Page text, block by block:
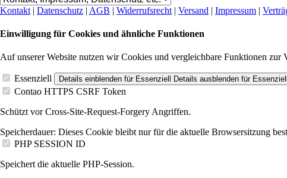
Kontakt | Datenschutz | AGB | Widerrufsrecht | Versand | Impressum |
Einwilligung für Cookies und ähnliche Funktionen
Auf unserer Website nutzen wir Cookies und vergleichbare Funktionen zur
Essenziell Details einblenden für Essenziell Details ausblenden für Essenziell
Contao HTTPS CSRF Token
Schützt vor Cross-Site-Request-Forgery Angriffen.
Speicherdauer: Dieses Cookie bleibt nur für die aktuelle Browsersitzung
PHP SESSION ID
Speichert die aktuelle PHP-Session.